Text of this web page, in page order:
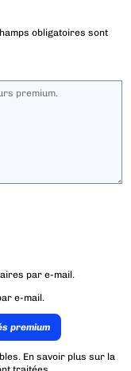
obligatoires sont
par e-mail.
e-mail.
premium
En savoir plus sur la